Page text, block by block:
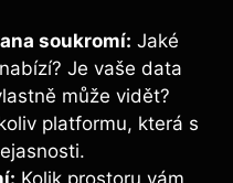
soukromí: Jaké
Je vaše data
​může vidět?
‍platformu, která s
Kolik prostoru vám